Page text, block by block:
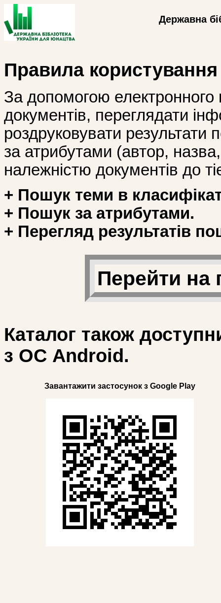
Державна
Правила
За допомогою
документів, переглядати
роздруковувати
за атрибутами (автор, назва,
належністю документів до
+ Пошук теми в
+ Пошук за атрибутами.
+ Перегляд результатів
Перейти на
Каталог також
з ОС Android.
Завантажити застосунок з Google Play